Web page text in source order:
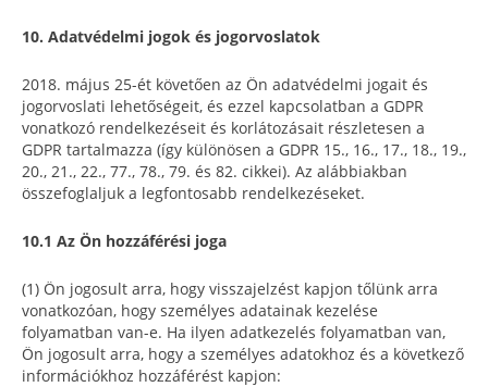
10. Adatvédelmi jogok és jogorvoslatok
2018. május 25-ét követően az Ön adatvédelmi jogait és
jogorvoslati lehetőségeit, és ezzel kapcsolatban a GDPR
vonatkozó rendelkezéseit és korlátozásait részletesen a
GDPR tartalmazza (így különösen a GDPR 15., 16., 17., 18., 19.,
20., 21., 22., 77., 78., 79. és 82. cikkei). Az alábbiakban
összefoglaljuk a legfontosabb rendelkezéseket.
10.1 Az Ön hozzáférési joga
(1) Ön jogosult arra, hogy visszajelzést kapjon tőlünk arra
vonatkozóan, hogy személyes adatainak kezelése
folyamatban van-e. Ha ilyen adatkezelés folyamatban van,
Ön jogosult arra, hogy a személyes adatokhoz és a következő
információkhoz hozzáférést kapjon: